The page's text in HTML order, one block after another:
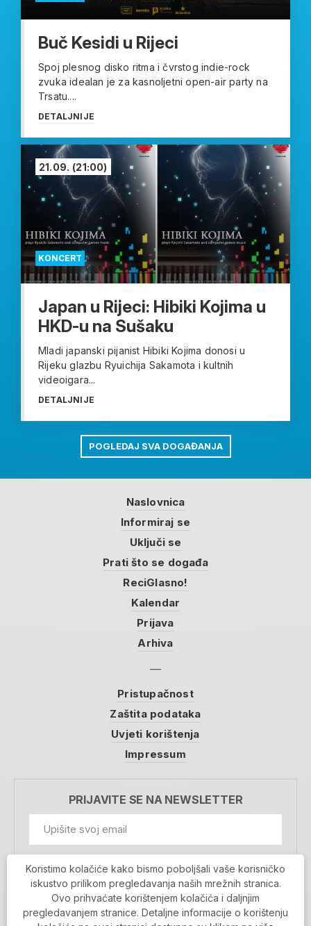
Buč Kesidi u Rijeci
Spoj plesnog disko ritma i čvrstog indie-rock
zvuka idealan je za kasnoljetni open-air party na
Trsatu....
DETALJNIJE
KONCERT
21.09. (21:00)
Japan u Rijeci: Hibiki Kojima u
HKD-u na Sušaku
Mladi japanski pijanist Hibiki Kojima donosi u
Rijeku glazbu Ryuichija Sakamota i kultnih
videoigara...
DETALJNIJE
POGLEDAJ SVA DOGAĐANJA
Naslovnica
Informiraj se
Uključi se
Prati što se događa
ReciGlasno!
Kalendar
Prijava
Arhiva
Pristupačnost
Zaštita podataka
Uvjeti korištenja
Impressum
PRIJAVITE SE NA NEWSLETTER
Prihvaćam da se moji podaci spremaju u bazu
podataka i koriste u svrhu slanja MojaRijeka
newslettera
MOJARIJEKA NEWSLETTER
Koristimo kolačiće kako bismo poboljšali vaše korisničko
iskustvo prilikom pregledavanja naših mrežnih stranica.
Ovo prihvaćate korištenjem kolačića i daljnjim
pregledavanjem stranice. Detaljne informacije o korištenju